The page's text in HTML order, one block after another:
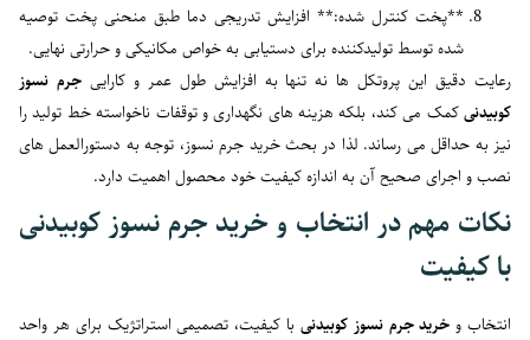
**پخت کنترل شده:** افزایش تدریجی دما طبق منحنی پخت توصیه
شده توسط تولیدکننده برای دستیابی به خواص مکانیکی و حرارتی نهایی.
رعایت دقیق این پروتکل ها نه تنها به افزایش طول عمر و کاراییجرم نسوز
کوبیدنیکمک می کند، بلکه هزینه های نگهداری و توقفات ناخواسته خط تولید را
نیز به حداقل می رساند. لذا در بحث خرید جرم نسوز، توجه به دستورالعمل های
نصب و اجرای صحیح آن به اندازه کیفیت خود محصول اهمیت دارد.
نکات مهم در انتخاب و خرید جرم نسوز کوبیدنی
با کیفیت
انتخاب و خرید جرم نسوز کوبیدنی با کیفیت، تصمیمی استراتژیک برای هر واحد